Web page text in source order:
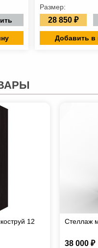
Размер:
28 850 ₽
Добавить в
12
Стеллаж
38 000 ₽